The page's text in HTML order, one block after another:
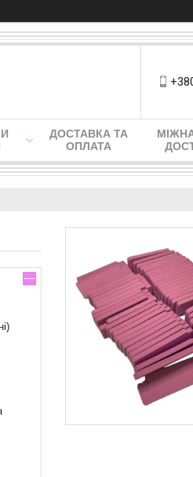
ДОСТАВКА ТА
ОПЛАТА